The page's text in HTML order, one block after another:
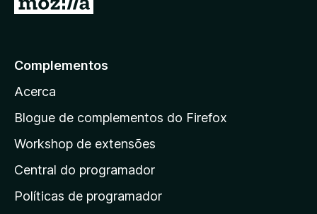
a
a
a
á
g
i
Complementos
Acerca
Blogue de complementos do Firefox
Workshop de extensões
Central do programador
Políticas de programador